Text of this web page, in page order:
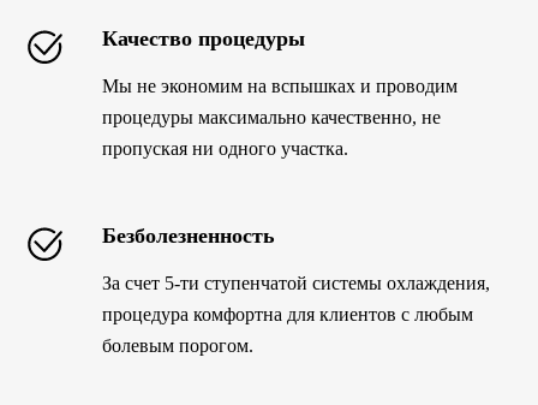
Качество процедуры
Мы не экономим на вспышках и проводим
процедуры максимально качественно, не
пропуская ни одного участка.
Безболезненность
За счет 5-ти ступенчатой системы охлаждения,
процедура комфортна для клиентов с любым
болевым порогом.